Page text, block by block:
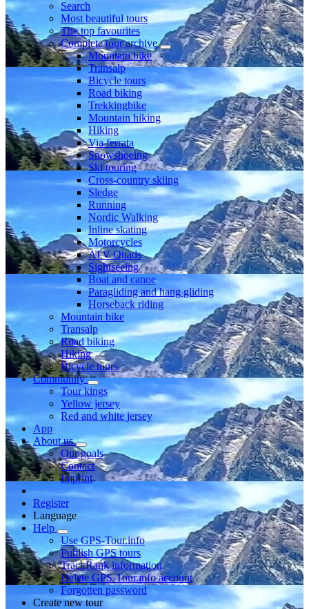
Search
Most beautiful tours
The top favourites
Complete tour archive
Mountain bike
Transalp
Bicycle tours
Road biking
Trekkingbike
Mountain hiking
Hiking
Via ferrata
Snowshoeing
Ski touring
Cross-country skiing
Sledge
Running
Nordic Walking
Inline skating
Motorcycles
ATV Quads
Sightseeing
Boat and canoe
Paragliding and hang gliding
Horseback riding
Mountain bike
Transalp
Road biking
Hiking
Bicycle tours
Community
Tour kings
Yellow jersey
Red and white jersey
App
About us
Our goals
Contact
Imprint
Register
Language
Help
Use GPS-Tour.info
Publish GPS tours
TrackRank information
Delete GPS-Tour.info account
Forgotten password
Create new tour